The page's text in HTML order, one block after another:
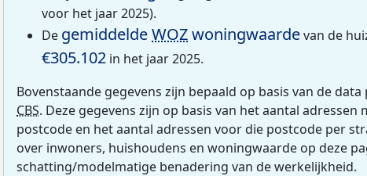
voor het jaar 2025).
De gemiddeldeWOZwoningwaardevan de
€305.102 in het jaar 2025.
Bovenstaande gegevens zijn bepaald op basis van de
CBS. Deze gegevens zijn op basis van het aantal
postcode en het aantal adressen voor die postcode per
over inwoners, huishoudens en woningwaarde op deze
schatting/modelmatige benadering van de werkelijkheid.